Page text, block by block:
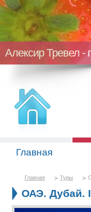
Алексир Тревел -
Главная
Главная Туры
ОАЭ. Дубай.